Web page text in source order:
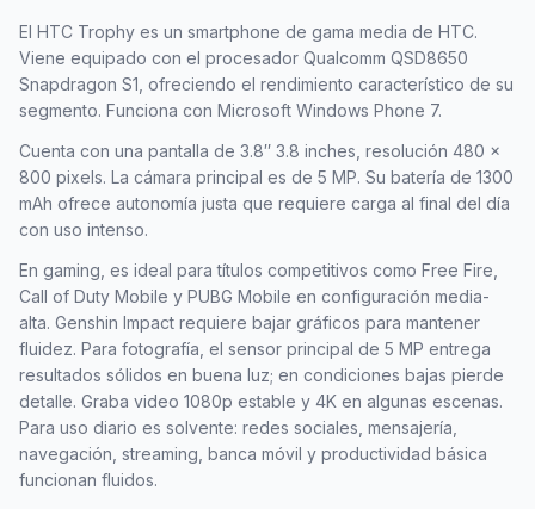
El HTC Trophy es un smartphone de gama media de HTC.
Viene equipado con el procesador Qualcomm QSD8650
Snapdragon S1, ofreciendo el rendimiento característico de su
segmento. Funciona con Microsoft Windows Phone 7.
Cuenta con una pantalla de 3.8″ 3.8 inches, resolución 480 x
800 pixels. La cámara principal es de 5 MP. Su batería de 1300
mAh ofrece autonomía justa que requiere carga al final del día
con uso intenso.
En gaming, es ideal para títulos competitivos como Free Fire,
Call of Duty Mobile y PUBG Mobile en configuración media-
alta. Genshin Impact requiere bajar gráficos para mantener
fluidez. Para fotografía, el sensor principal de 5 MP entrega
resultados sólidos en buena luz; en condiciones bajas pierde
detalle. Graba video 1080p estable y 4K en algunas escenas.
Para uso diario es solvente: redes sociales, mensajería,
navegación, streaming, banca móvil y productividad básica
funcionan fluidos.